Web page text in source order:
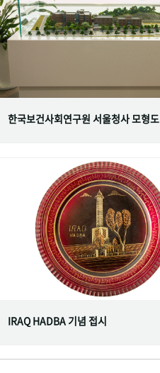
한국보건사회연구원 서울청사 모형도
IRAQ HADBA 기념 접시